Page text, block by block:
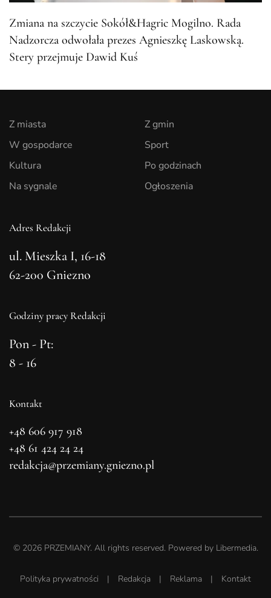
Zmiana na szczycie Sokół&Hagric Mogilno. Rada
Nadzorcza odwołała prezes Agnieszkę Laskowską.
Stery przejmuje Dawid Kuś
Z miasta
W gospodarce
Kultura
Na sygnale
Z gmin
Sport
Po godzinach
Ogłoszenia
Adres Redakcji
ul. Mieszka I, 16-18
62-200 Gniezno
Godziny pracy Redakcji
Pon - Pt:
8 - 16
Kontakt
+48 606 917 918
+48 61 424 24 24
redakcja@przemiany.gniezno.pl
© 2026PRZEMIANY. All rights reserved. Powered by Libermedia.
Polityka prywatności | Redakcja | Reklama | Kontakt